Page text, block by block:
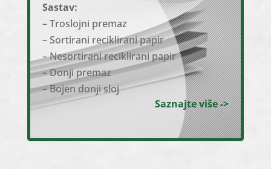
Sastav:
– Troslojni premaz
– Sortirani reciklirani papir
– Nesortirani reciklirani papir
– Donji premaz
– Bojen donji sloj
Saznajte više ->